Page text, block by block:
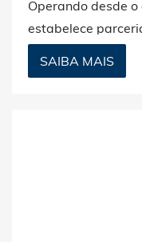
Operando desde
estabelece
matéria de
SAIBA MAIS